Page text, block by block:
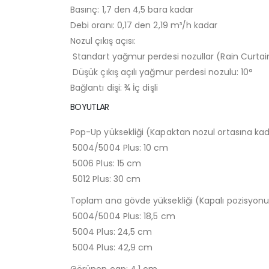
Basınç: 1,7 den 4,5 bara kadar
Debi oranı: 0,17 den 2,19 m³/h kadar
Nozul çıkış açısı:
Standart yağmur perdesi nozullar (Rain
Düşük çıkış açılı yağmur perdesi nozulu: 10°
Bağlantı dişi: ¾ İç dişli
BOYUTLAR
Pop-Up yüksekliği (Kapaktan nozul ortasına
5004/5004 Plus: 10 cm
5006 Plus: 15 cm
5012 Plus: 30 cm
Toplam ana gövde yüksekliği (Kapalı
5004/5004 Plus: 18,5 cm
5004 Plus: 24,5 cm
5004 Plus: 42,9 cm